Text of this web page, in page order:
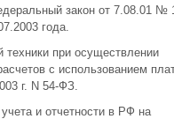
закон от 7.08.01 №
года.
техники при осуществлении
с использованием
г. N 54-ФЗ.
и отчетности в РФ на